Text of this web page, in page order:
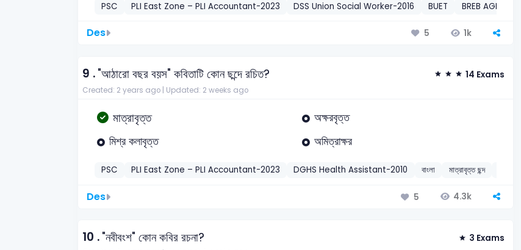
PSC PLI East Zone – PLI Accountant-2023 DSS Union Social Worker-2016 BUET BREB AGM-2026
Des 5 1k
9 ."আঠারো বছর বয়স" কবিতাটি কোন ছন্দে রচিত? 14 Exams
Created: 2 years ago | Updated: 2 weeks ago
মাত্রাবৃত্ত
অক্ষরবৃত্ত
মিশ্র কলাবৃত্ত
অমিত্রাক্ষর
PSC PLI East Zone – PLI Accountant-2023 DGHS Health Assistant-2010 বাংলা মাত্রাবৃত্ত ছন্দ
Des 5 4.3k
10 ."নবীবংশ" কোন কবির রচনা? 3 Exams